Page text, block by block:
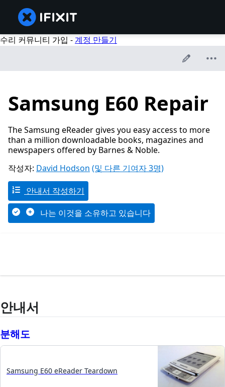
수리 커뮤니티 가입 -계정 만들기
Samsung E60 Repair
The Samsung eReader gives you easy access to more
than a million downloadable books, magazines and
newspapers offered by Barnes & Noble.
작성자: David Hodson (및 다른 기여자 3명)
안내서 작성하기
나는 이것을 소유하고 있습니다
안내서
분해도
Samsung E60 eReader Teardown